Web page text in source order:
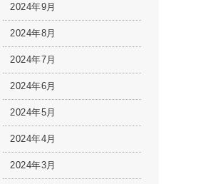
2024年9月
2024年8月
2024年7月
2024年6月
2024年5月
2024年4月
2024年3月